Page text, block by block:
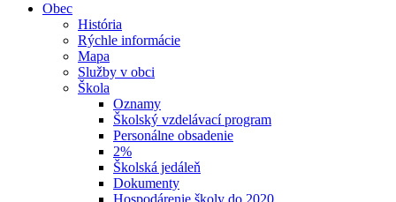
Obec
História
Rýchle informácie
Mapa
Služby v obci
Škola
Oznamy
Školský vzdelávací program
Personálne obsadenie
2%
Školská jedáleň
Dokumenty
Hospodárenie školy do 2020